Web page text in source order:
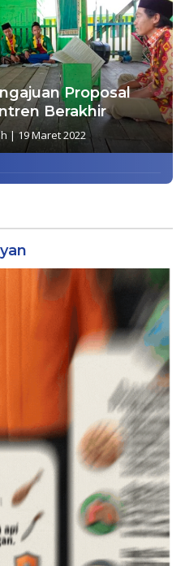
Proposal
Berakhir
|19 Maret 2022